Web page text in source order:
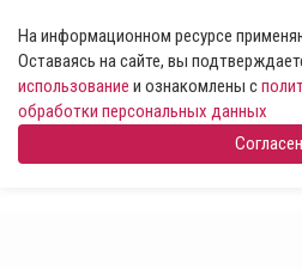
На информационном ресурсе
Оставаясь на сайте, вы
использование и ознакомлены с
обработки персональных данных
Согласен